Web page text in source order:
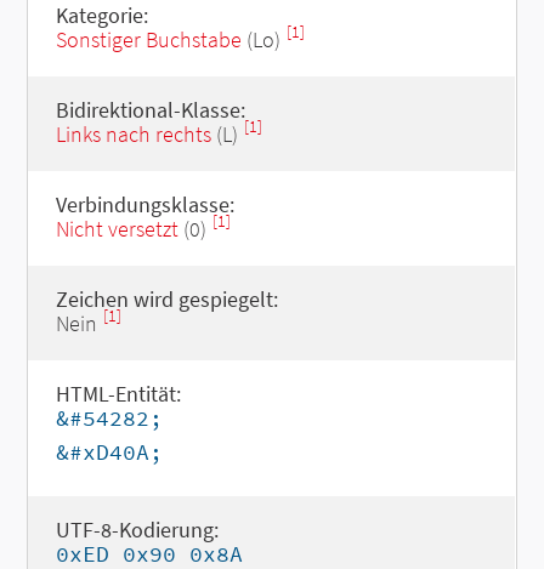
Kategorie:
Sonstiger Buchstabe (Lo) [1]
Bidirektional-Klasse:
Links nach rechts(L) [1]
Verbindungsklasse:
Nicht versetzt(0) [1]
Zeichen wird gespiegelt:
Nein [1]
HTML-Entität:
&#54282;
&#xD40A;
UTF-8-Kodierung:
0xED 0x90 0x8A